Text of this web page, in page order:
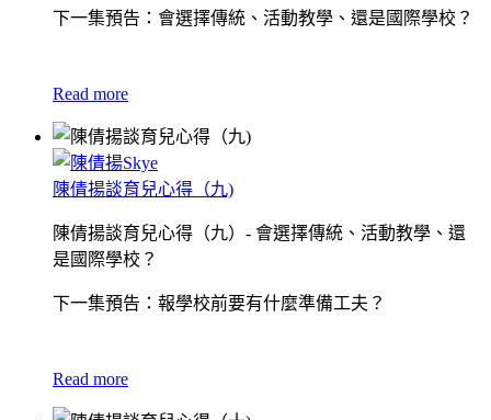
下一集預告：會選擇傳統、活動教學、還是國際學校？
Read more
陳倩揚談育兒心得（九)
陳倩揚談育兒心得（九）- 會選擇傳統、活動教學、還
是國際學校？
下一集預告：報學校前要有什麼準備工夫？
Read more